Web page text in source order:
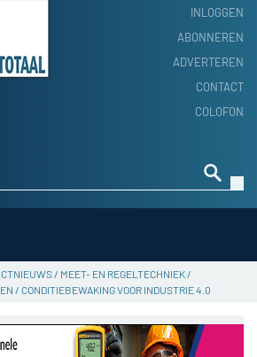
INLOGGEN
ABONNEREN
ADVERTEREN
CONTACT
COLOFON
/ MEET- EN REGELTECHNIEK/
/ CONDITIEBEWAKING VOOR INDUSTRIE 4.0